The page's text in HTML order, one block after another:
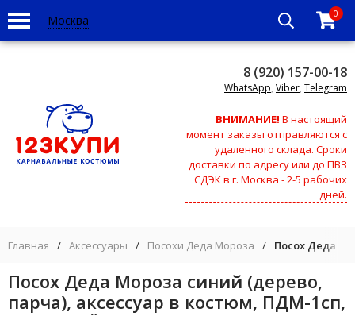
Москва 0
8 (920) 157-00-18
WhatsApp, Viber, Telegram
ВНИМАНИЕ! В настоящий
момент заказы отправляются с
удаленного склада. Сроки
доставки по адресу или до ПВЗ
СДЭК в г. Москва - 2-5 рабочих
дней.
Главная / Аксессуары / Посохи Деда Мороза / Посох Деда
Посох Деда Мороза синий (дерево,
парча), аксессуар в костюм, ПДМ-1сп,